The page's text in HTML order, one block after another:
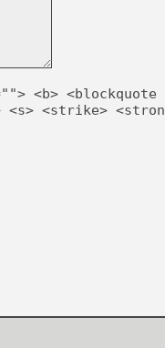
<b> <blockquote
<s> <strike>